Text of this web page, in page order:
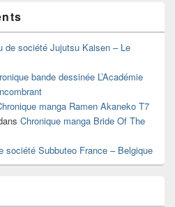
de société Jujutsu Kaisen – Le
bande dessinée L’Académie
manga Ramen Akaneko T7
Chronique manga Bride Of The
société Subbuteo France – Belgique